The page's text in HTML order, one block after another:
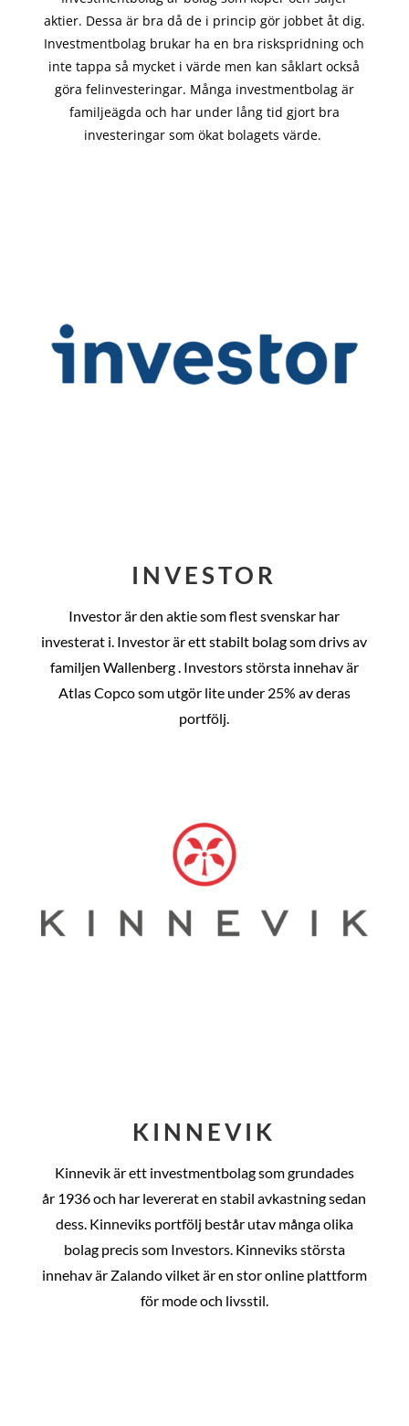
aktier. Dessa är bra då de i princip görjobbet åt dig.
Investmentbolag brukar ha en bra riskspridning och
inte tappa så mycket i värde men kan såklart också
göra felinvesteringar. Många investmentbolag är
familjeägda och har under lång tid gjort bra
investeringar som ökat bolagets värde.
INVESTOR
Investor är den aktie som flest svenskar har
investerat i. Investor är ett stabilt bolag som drivs av
familjen Wallenberg . Investors största innehav är
Atlas Copco som utgör lite under 25% av deras
portfölj.
KINNEVIK
Kinnevik är ett investmentbolag som grundades
år 1936 och har levererat en stabil avkastning sedan
dess. Kinneviks portfölj består utav många olika
bolag precis som Investors. Kinneviks största
innehav är Zalando vilket är en stor online plattform
för mode och livsstil.